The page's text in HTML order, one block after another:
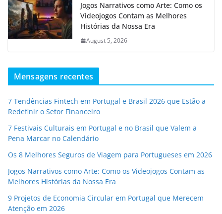
Jogos Narrativos como Arte: Como os
Videojogos Contam as Melhores
Histórias da Nossa Era
August 5, 2026
Mensagens recentes
7 Tendências Fintech em Portugal e Brasil 2026 que Estão a
Redefinir o Setor Financeiro
7 Festivais Culturais em Portugal e no Brasil que Valem a
Pena Marcar no Calendário
Os 8 Melhores Seguros de Viagem para Portugueses em 2026
Jogos Narrativos como Arte: Como os Videojogos Contam as
Melhores Histórias da Nossa Era
9 Projetos de Economia Circular em Portugal que Merecem
Atenção em 2026